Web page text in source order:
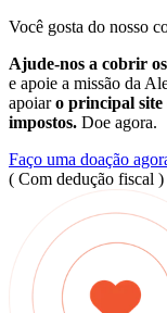
Você gosta do nosso
Ajude-nos a cobrir
e apoie a missão da
apoiaro principal site
impostos. Doe agora.
Faço uma doação
( Com dedução fiscal )